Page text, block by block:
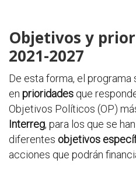
Objetivos y
2021-2027
De esta forma, el programa
en prioridades que
Objetivos Políticos (OP)
Interreg, para los que se
diferentes objetivos
acciones que podrán